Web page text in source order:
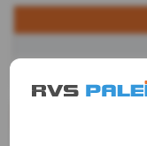
Moeren
Ringen